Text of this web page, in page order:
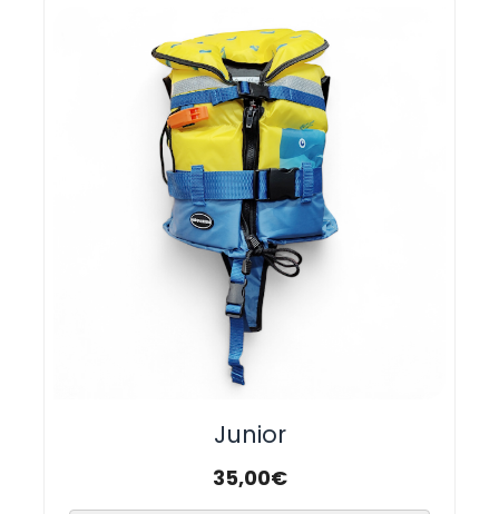
Junior
35,00€